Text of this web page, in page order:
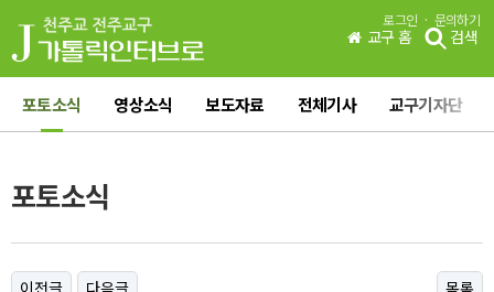
로그인 · 문의하기
교구 홈 검색
포토소식 영상소식 보도자료 전체기사 교구기자단
포토소식
이전글 다음글 목록